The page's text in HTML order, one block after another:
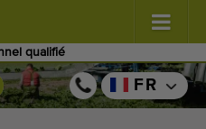
qualifié
FR